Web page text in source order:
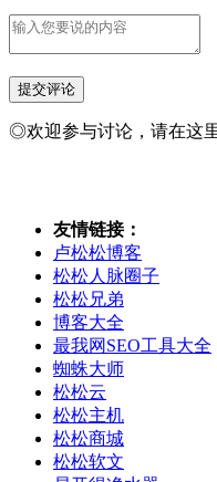
◎欢迎参与讨论，请在这
友情链接：
卢松松博客
松松人脉圈子
松松兄弟
博客大全
最我网SEO工具大全
蜘蛛大师
松松云
松松主机
松松商城
松松软文